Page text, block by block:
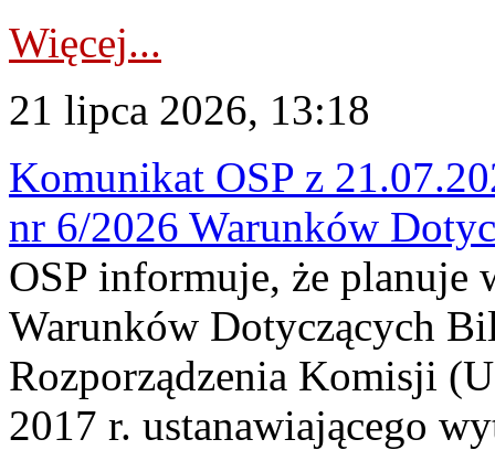
Więcej...
21 lipca 2026, 13:18
Komunikat OSP z
nr 6/2026 Warunków
OSP informuje, że planuje
Warunków Dotyczących
Rozporządzenia Komisji
2017 r. ustanawiającego